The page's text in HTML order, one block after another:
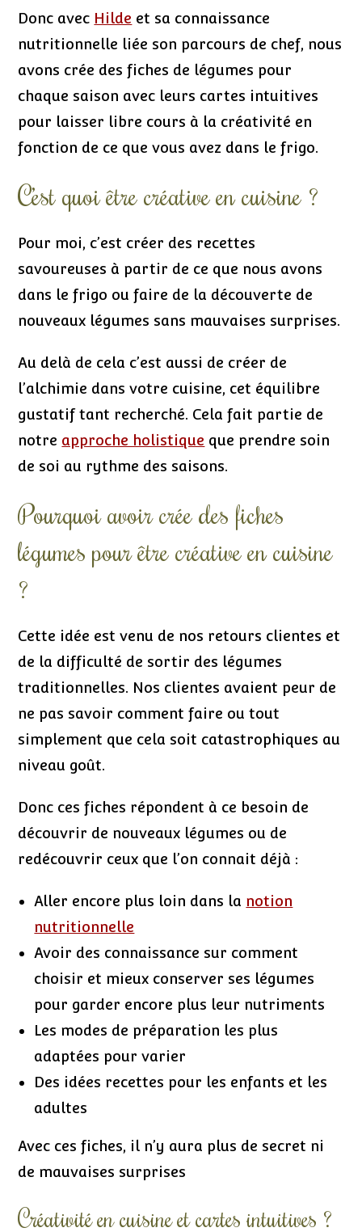
Donc avec Hilde et sa connaissance
nutritionnelle liée son parcours de chef, nous
avons crée des fiches de légumes pour
chaque saison avec leurs cartes intuitives
pour laisser libre cours à la créativité en
fonction de ce que vous avez dans le frigo.
C’est quoi être créative en cuisine ?
Pour moi, c’est créer des recettes
savoureuses à partir de ce que nous avons
dans le frigo ou faire de la découverte de
nouveaux légumes sans mauvaises surprises.
Au delà de cela c’est aussi de créer de
l’alchimie dans votre cuisine, cet équilibre
gustatif tant recherché. Cela fait partie de
notre approche holistique que prendre soin
de soi au rythme des saisons.
Pourquoi avoir crée des fiches
légumes pour être créative en cuisine
?
Cette idée est venu de nos retours clientes et
de la difficulté de sortir des légumes
traditionnelles. Nos clientes avaient peur de
ne pas savoir comment faire ou tout
simplement que cela soit catastrophiques au
niveau goût.
Donc ces fiches répondent à ce besoin de
découvrir de nouveaux légumes ou de
redécouvrir ceux que l’on connait déjà :
Aller encore plus loin dans la notion
nutritionnelle
Avoir des connaissance sur comment
choisir et mieux conserver ses légumes
pour garder encore plus leur nutriments
Les modes de préparation les plus
adaptées pour varier
Des idées recettes pour les enfants et les
adultes
Avec ces fiches, il n’y aura plus de secret ni
de mauvaises surprises
Créativité en cuisine et cartes intuitives ?